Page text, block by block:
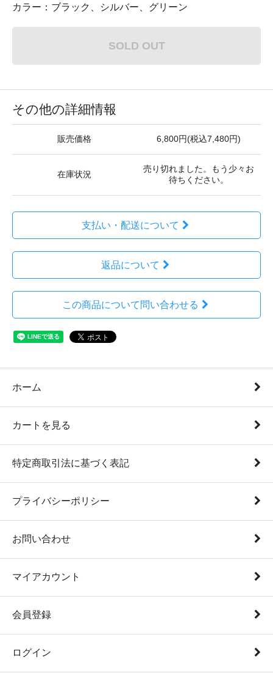
カラー：ブラック、シルバー、グリーン
SOLD OUT
その他の詳細情報
販売価格 6,800円(税込7,480円)
在庫状況
売り切れました。もう少々お
待ちください。
支払い・配送について
返品について
この商品について問い合わせる
ホーム
カートを見る
特定商取引法に基づく表記
プライバシーポリシー
お問い合わせ
マイアカウント
会員登録
ログイン